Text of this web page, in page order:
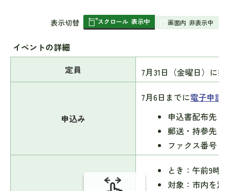
表
み
の
表示切替 スクロール 表示中 画面内 非表示中
イベントの詳細
定員
7月31日（金曜日）に抽
申込み
7月6日までに電子申請
申込書配布先
郵送・持参先：
ファクス番号：
とき：午前9時
対象：市内を活